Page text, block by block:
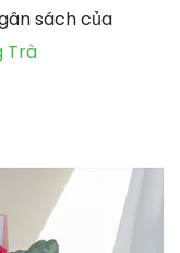
sách của
Trà